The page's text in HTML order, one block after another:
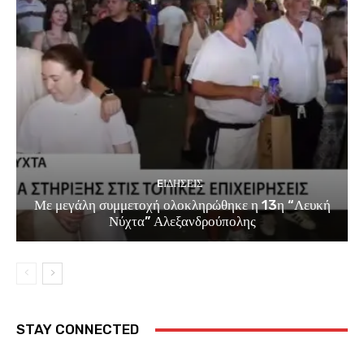
EΙΔΗΣΕΙΣ
Με μεγάλη συμμετοχή ολοκληρώθηκε η 13η “Λευκή
Νύχτα” Αλεξανδρούπολης
STAY CONNECTED